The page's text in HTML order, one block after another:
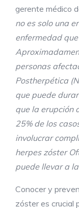
gerente médico
no es solo una
enfermedad
personas
Postherpética
que puede
que la erupción
25% de los
involucrar
herpes zóster
puede llevar a
Conocer y
zóster es crucial